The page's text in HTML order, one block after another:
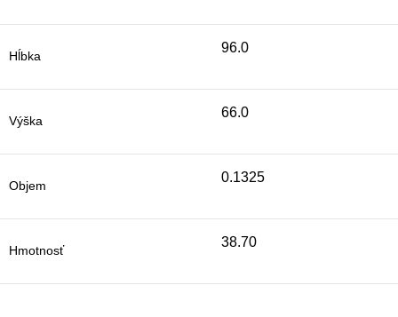
Hĺbka
96.0
Výška
66.0
Objem
0.1325
Hmotnosť
38.70